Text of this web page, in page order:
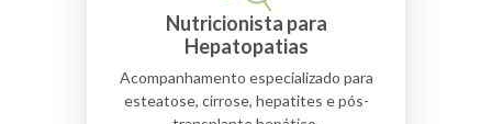
Nutricionista para
Hepatopatias
Acompanhamento especializado para
esteatose, cirrose, hepatites e pós-